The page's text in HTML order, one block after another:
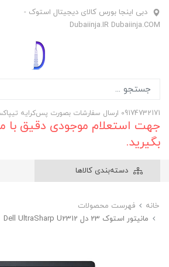
دبی اینجا بورس کالای دیجیتال استوک -
Dubaiinja.IR Dubaiinja.COM
09174732171 ارسال سفارشات بصورت پس‌کرایه تیپاکس
جهت استعلام موجودی دقیق با
بگیرید.
دسته‌بندی کالاها
خانه
فهرست محصولات
مانیتور استوک 23 دل Dell UltraSharp U2312